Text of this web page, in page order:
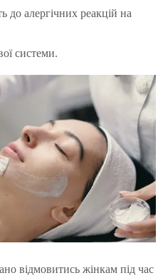
до алергічних реакцій на
системи.
відмовитись жінкам під час